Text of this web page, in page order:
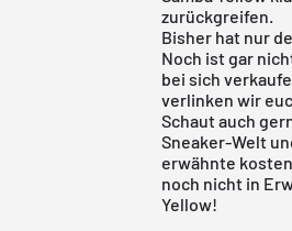
zurückgreifen.
Bisher hat nur
Noch ist gar
bei sich
verlinken wir
Schaut auch
Sneaker-Welt
erwähnte
noch nicht in
Yellow!